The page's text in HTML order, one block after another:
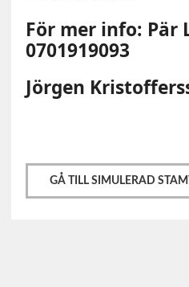
För mer info: Pär
0701919093
Jörgen
GÅ TILL SIMULERAD